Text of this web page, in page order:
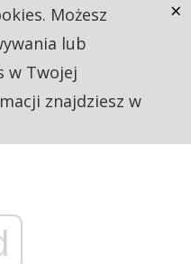
Możesz
lub
w Twojej
znajdziesz w
×